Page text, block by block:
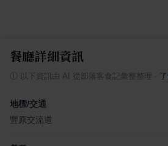
餐廳詳細資訊
以下資訊由 AI 從部落客食記彙整整理
地標/交通
豐原交流道